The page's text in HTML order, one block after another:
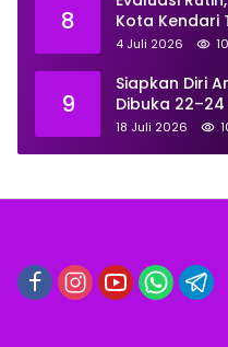
8
Kota Kendari
Juni
4 Juli 2026
9
Siapkan Diri
Dibuka
Lowongan
18 Juli 2026